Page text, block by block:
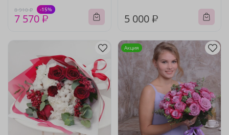
8 910 ₽ -15%
7 570 ₽ 5 000 ₽
Акция